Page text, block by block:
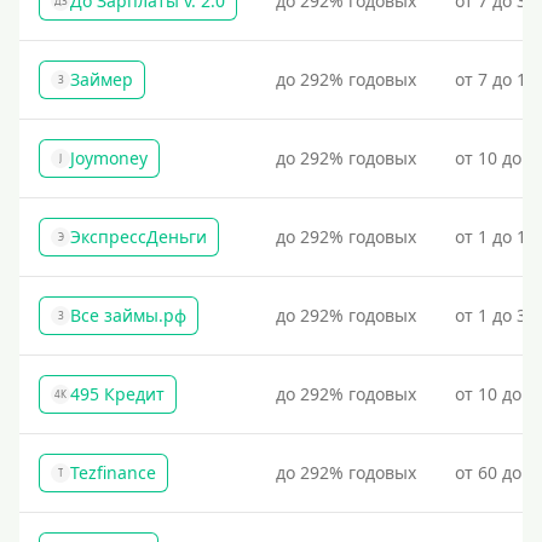
З Займер до 292% годовых от 7 до
J Joymoney до 292% годовых от 10 до
Э ЭкспрессДеньги до 292% годовых от 1 до
З Все займы.рф до 292% годовых от 1 до
4К 495 Кредит до 292% годовых от 10 до
T Tezfinance до 292% годовых от 60 до